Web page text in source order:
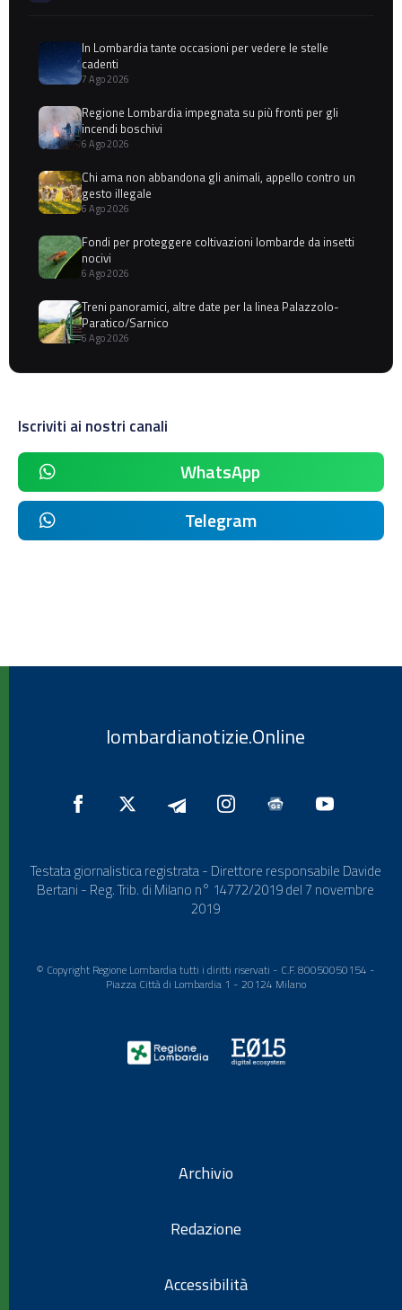
In Lombardia tante occasioni per vedere le stelle
cadenti
7 Ago 2026
Regione Lombardia impegnata su più fronti per gli
incendi boschivi
6 Ago 2026
Chi ama non abbandona gli animali, appello contro un
gesto illegale
6 Ago 2026
Fondi per proteggere coltivazioni lombarde da insetti
nocivi
6 Ago 2026
Treni panoramici, altre date per la linea Palazzolo-
Paratico/Sarnico
6 Ago 2026
Iscriviti ai nostri canali
WhatsApp
Telegram
lombardianotizie.Online
Testata giornalistica registrata - Direttore responsabile Davide
Bertani - Reg. Trib. di Milano n° 14772/2019 del 7 novembre
2019
© Copyright Regione Lombardia tutti i diritti riservati - C.F. 80050050154 -
Piazza Città di Lombardia 1 - 20124 Milano
Archivio
Redazione
Accessibilità